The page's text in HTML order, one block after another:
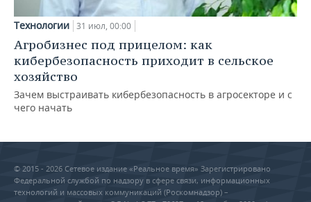
Технологии 31 июл, 00:00
Агробизнес под прицелом: как
кибербезопасность приходит в сельское
хозяйство
Зачем выстраивать кибербезопасность в агросекторе и с
чего начать
© 2015 - 2026 Сетевое издание «Реальное время» Зарегистрировано
Федеральной службой по надзору в сфере связи, информационных
технологий и массовых коммуникаций (Роскомнадзор) –